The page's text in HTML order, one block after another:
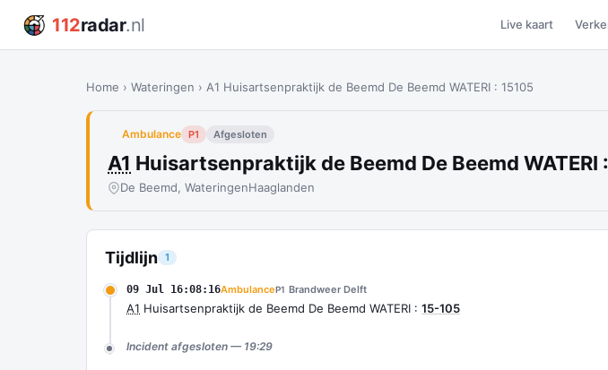
112radar.nl Live kaart
Home › Wateringen › A1 Huisartsenpraktijk de Beemd De Beemd WATERI : 15105
Ambulance P1 Afgesloten
A1 Huisartsenpraktijk de Beemd De Beemd WATERI
De Beemd, WateringenHaaglanden
Tijdlijn 1
09 Jul 16:08:16AmbulanceP1 Brandweer Delft
A1 Huisartsenpraktijk de Beemd De Beemd WATERI : 15-105
Incident afgesloten — 19:29